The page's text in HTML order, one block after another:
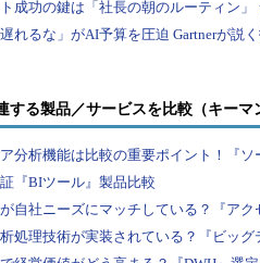
する製品／サービスを比較（キーマ
分析機能は比較の重要ポイント！『
『BIツール』製品比較
自社ニーズにマッチしている？『ア
処理技術が実装されている？『ビッ